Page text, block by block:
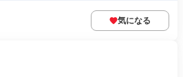
気になる